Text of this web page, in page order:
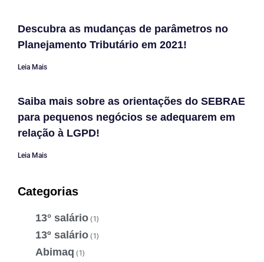
Descubra as mudanças de parâmetros no
Planejamento Tributário em 2021!
Leia Mais
Saiba mais sobre as orientações do SEBRAE
para pequenos negócios se adequarem em
relação à LGPD!
Leia Mais
Categorias
13° salário (1)
13º salário (1)
Abimaq (1)